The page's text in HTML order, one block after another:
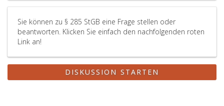
Sie können zu § 285 StGB eine Frage stellen oder
beantworten. Klicken Sie einfach den nachfolgenden roten
Link an!
DISKUSSION STARTEN